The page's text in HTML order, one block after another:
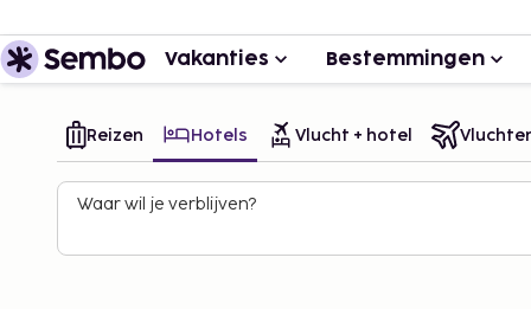
Vakanties Bestemmingen
Reizen Hotels Vlucht + hotel
Waar wil je verblijven?